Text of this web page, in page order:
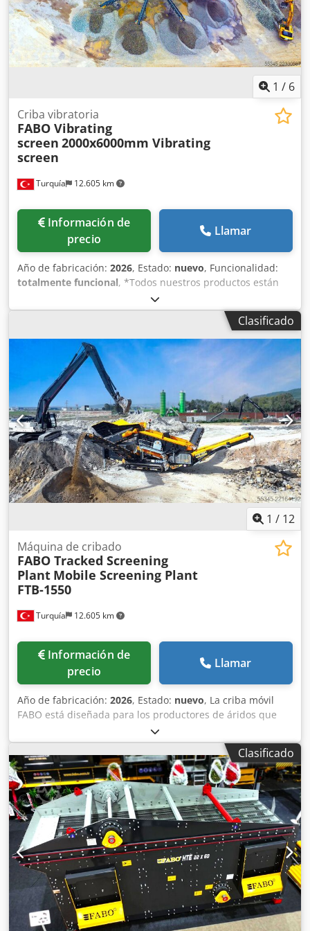
200-350 TPH - Incluye chasis, motor y protecciones de
seguridad. ¡¡¡PARA MÁS INFORMACIÓN NO DUDE EN
LLAMARNOS!!!
1 / 6
Turquía 12.605 km
Criba vibratoria
FABO Vibrating
screen 2000x6000mm Vibrating
screen
Información de
precio
Llamar
Año de fabricación: 2026, Estado: nuevo, Funcionalidad:
totalmente funcional, *Todos nuestros productos están
hechos con cuidado y cubiertos por 1 año de garantía.
*Instalación y formación del operario GRATUITA Las Cribas
Vibratorias Inclinadas tipo Heavy Duty están diseñadas
para la clasificación de todo tipo de materiales como
áridos de tamaño medio y productos acabados. - Modelo:
FABO TE-2060 - Tipo: Criba Criba Vibratoria - Tamaño: 2000
x 6000 mm - Tamaño de la cubierta: 2-3-4 - Motor: 22 kW
Rodamientos: SKF-FAG de alta resistencia - Capacidad:
180-220 TPH - Incluye chasis, motor y protecciones de
seguridad. Codpfx Afjzlth Neworf ¡¡¡PARA MÁS
INFORMACIÓN NO DUDE EN LLAMARNOS!!!
Clasificado
1 / 12
Turquía 12.605 km
Máquina de cribado
FABO Tracked Screening
Plant Mobile Screening Plant
FTB-1550
Información de
precio
Llamar
Año de fabricación: 2026, Estado: nuevo, La criba móvil
FABO está diseñada para los productores de áridos que
necesitan una mayor productividad y versatilidad. La
máquina puede utilizarse para múltiples fines: como criba
inclinada de dos niveles de alta resistencia, capaz de
almacenar material, realizar una clasificación previa y
posterior a las unidades de trituración, o también puede
utilizarse como un sistema independiente. Por eso, las
cribas móviles sobre orugas de FABO pueden separar los
materiales más duros. Las cribas móviles FABO ayudan a
nuestros clientes a maximizar la productividad, al tiempo
que contribuyen a reducir los costes de producción.
Csdpfozfp Dajx Afwerf - - - Especificaciones técnicas de la
criba móvil sobre orugas: - *Capacidad del búnker: 7 m³ -
*Capacidad de producción: 220-400 toneladas por hora -
*Tamaño de la criba vibratoria: 1530x4800 mm - *Potencia
Clasificado